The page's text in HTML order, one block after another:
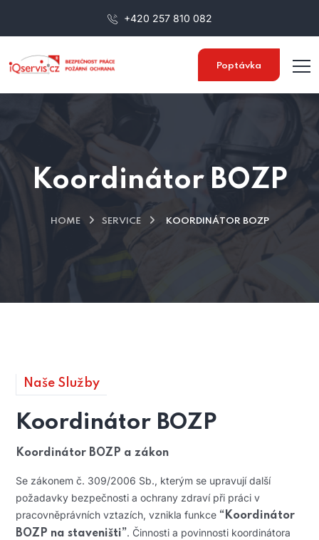
+420 257 810 082
Poptávka
Koordinátor BOZP
HOME SERVICE KOORDINÁTOR BOZP
Naše Služby
Koordinátor BOZP
Koordinátor BOZP a zákon
Se zákonem č. 309/2006 Sb., kterým se upravují další
požadavky bezpečnosti a ochrany zdraví při práci v
pracovněprávních vztazích, vznikla funkce “ Koordinátor
BOZP na staveništi”. Činnosti a povinnosti koordinátora